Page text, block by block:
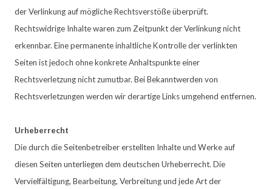
der Verlinkung auf mögliche Rechtsverstöße überprüft.
Rechtswidrige Inhalte waren zum Zeitpunkt der Verlinkung nicht
erkennbar. Eine permanente inhaltliche Kontrolle der verlinkten
Seiten ist jedoch ohne konkrete Anhaltspunkte einer
Rechtsverletzung nicht zumutbar. Bei Bekanntwerden von
Rechtsverletzungen werden wir derartige Links umgehend entfernen.
Urheberrecht
Die durch die Seitenbetreiber erstellten Inhalte und Werke auf
diesen Seiten unterliegen dem deutschen Urheberrecht. Die
Vervielfältigung, Bearbeitung, Verbreitung und jede Art der